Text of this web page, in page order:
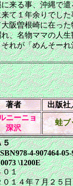
来る事、沖縄で遣
て１年余りでし
阪曽根崎に在っ
、名物ママの人
れが「めんそー
著者 出版社
ニーニョ
深沢
蛙ブ
５
4-907464-05-
\1200E
１
４年７月２５